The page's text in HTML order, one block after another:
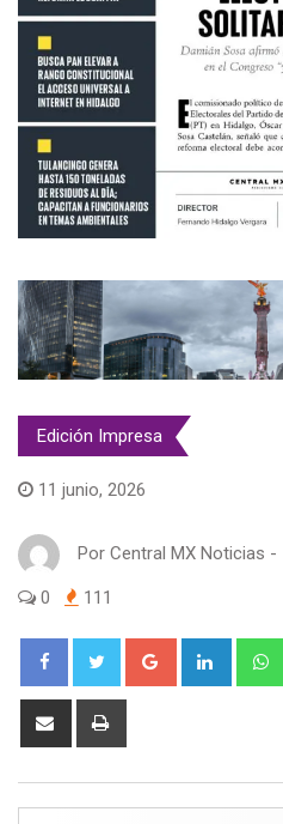
Edición Impresa
11 junio, 2026
Por Central MX Noticias -
0 111
Google+ LinkedIn
Share